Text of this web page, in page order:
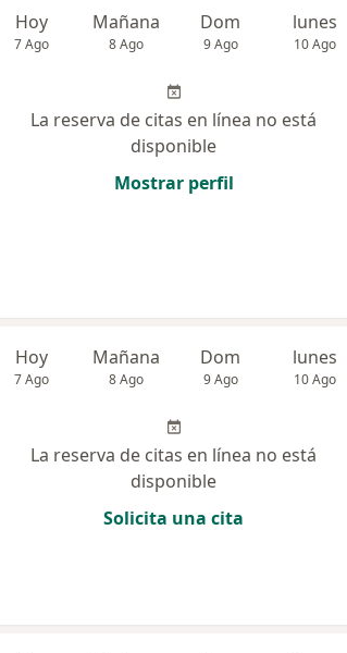
Hoy
7 Ago
Mañana
8 Ago
Dom
9 Ago
lunes
10 Ago
La reserva de citas en línea no está
disponible
Mostrar perfil
Hoy
7 Ago
Mañana
8 Ago
Dom
9 Ago
lunes
10 Ago
La reserva de citas en línea no está
disponible
Solicita una cita